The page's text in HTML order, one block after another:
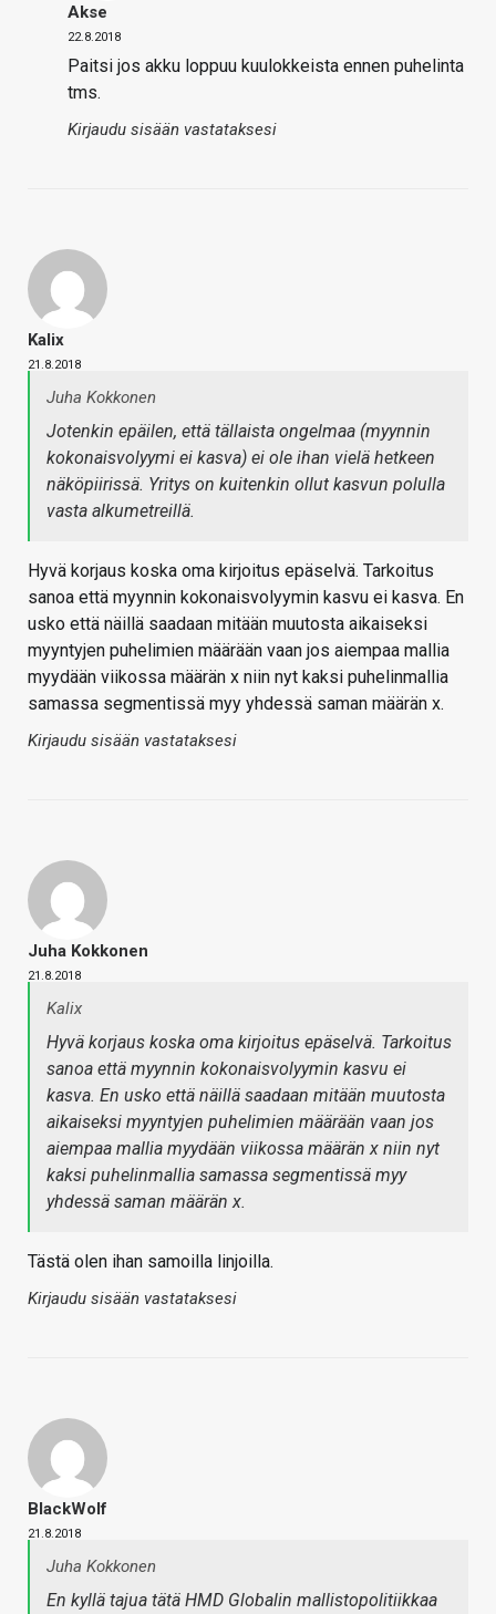
Akse
22.8.2018
Paitsi jos akku loppuu kuulokkeista ennen puhelinta
tms.
Kirjaudu sisään vastataksesi
Kalix
21.8.2018
Juha Kokkonen
Jotenkin epäilen, että tällaista ongelmaa (myynnin
kokonaisvolyymi ei kasva) ei ole ihan vielä hetkeen
näköpiirissä. Yritys on kuitenkin ollut kasvun polulla
vasta alkumetreillä.
Hyvä korjaus koska oma kirjoitus epäselvä. Tarkoitus
sanoa että myynnin kokonaisvolyymin kasvu ei kasva. En
usko että näillä saadaan mitään muutosta aikaiseksi
myyntyjen puhelimien määrään vaan jos aiempaa mallia
myydään viikossa määrän x niin nyt kaksi puhelinmallia
samassa segmentissä myy yhdessä saman määrän x.
Kirjaudu sisään vastataksesi
Juha Kokkonen
21.8.2018
Kalix
Hyvä korjaus koska oma kirjoitus epäselvä. Tarkoitus
sanoa että myynnin kokonaisvolyymin kasvu ei
kasva. En usko että näillä saadaan mitään muutosta
aikaiseksi myyntyjen puhelimien määrään vaan jos
aiempaa mallia myydään viikossa määrän x niin nyt
kaksi puhelinmallia samassa segmentissä myy
yhdessä saman määrän x.
Tästä olen ihan samoilla linjoilla.
Kirjaudu sisään vastataksesi
BlackWolf
21.8.2018
Juha Kokkonen
En kyllä tajua tätä HMD Globalin mallistopolitiikkaa